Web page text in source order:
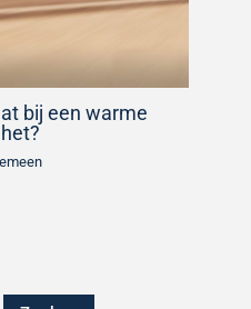
bij een warme